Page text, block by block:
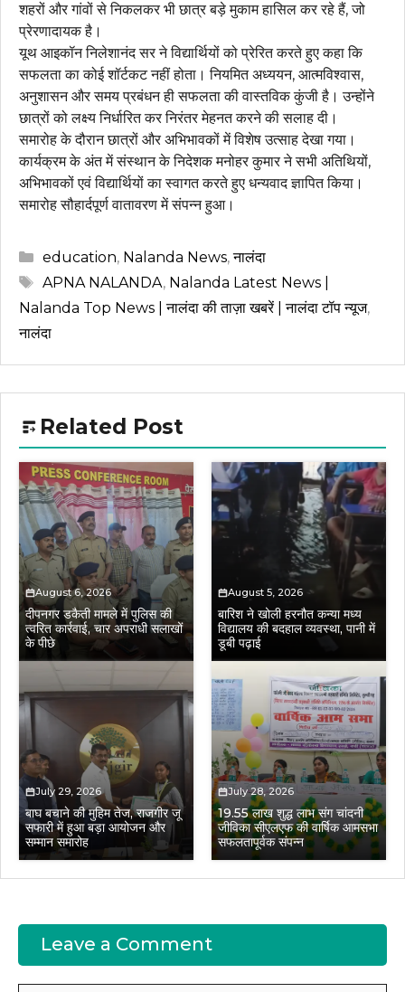
शहरों और गांवों से निकलकर भी छात्र बड़े मुकाम हासिल कर रहे हैं, जो
प्रेरणादायक है।
यूथ आइकॉन निलेशानंद सर ने विद्यार्थियों को प्रेरित करते हुए कहा कि
सफलता का कोई शॉर्टकट नहीं होता। नियमित अध्ययन, आत्मविश्वास,
अनुशासन और समय प्रबंधन ही सफलता की वास्तविक कुंजी है। उन्होंने
छात्रों को लक्ष्य निर्धारित कर निरंतर मेहनत करने की सलाह दी।
समारोह के दौरान छात्रों और अभिभावकों में विशेष उत्साह देखा गया।
कार्यक्रम के अंत में संस्थान के निदेशक मनोहर कुमार ने सभी अतिथियों,
अभिभावकों एवं विद्यार्थियों का स्वागत करते हुए धन्यवाद ज्ञापित किया।
समारोह सौहार्दपूर्ण वातावरण में संपन्न हुआ।
Categories
education, Nalanda News,नालंदा
Tags
APNA NALANDA, Nalanda Latest News |
Nalanda Top News | नालंदा की ताज़ा खबरें | नालंदा टॉप न्यूज,
नालंदा
Related Post
August 6, 2026
दीपनगर डकैती मामले में पुलिस की
त्वरित कार्रवाई, चार अपराधी सलाखों
के पीछे
August 5, 2026
बारिश ने खोली हरनौत कन्या मध्य
विद्यालय की बदहाल व्यवस्था, पानी में
डूबी पढ़ाई
July 29, 2026
बाघ बचाने की मुहिम तेज, राजगीर जू
सफारी में हुआ बड़ा आयोजन और
सम्मान समारोह
July 28, 2026
19.55 लाख शुद्ध लाभ संग चांदनी
जीविका सीएलएफ की वार्षिक आमसभा
सफलतापूर्वक संपन्न
Leave a Comment